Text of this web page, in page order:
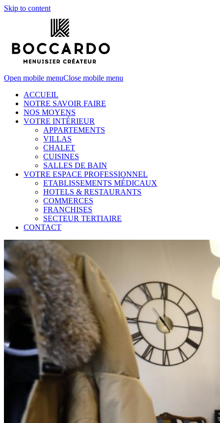
Skip to content
Open mobile menuClose mobile menu
ACCUEIL
NOTRE SAVOIR FAIRE
NOS MOYENS
VOTRE INTÉRIEUR
APPARTEMENTS
VILLAS
CHALET
CUISINES
SALLES DE BAIN
VOTRE ESPACE PROFESSIONNEL
ETABLISSEMENTS MÉDICAUX
HOTELS & RESTAURANTS
COMMERCES
FRANCHISES
SECTEUR TERTIAIRE
CONTACT